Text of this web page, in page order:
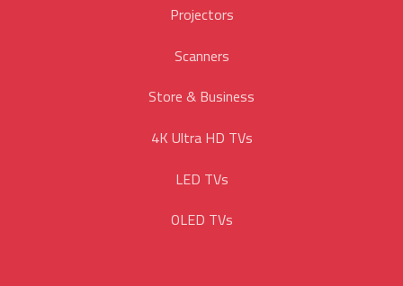
Projectors
Scanners
Store & Business
4K Ultra HD TVs
LED TVs
OLED TVs